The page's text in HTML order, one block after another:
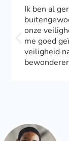
Als lid van
de
voordelen
mijn
gegeven
buurt.